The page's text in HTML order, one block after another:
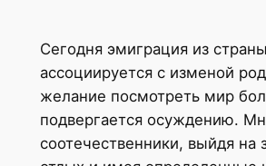
Сегодня эмиграция из
ассоциируется с изменой
желание посмотреть мир
подвергается осуждению.
соотечественники, выйдя на